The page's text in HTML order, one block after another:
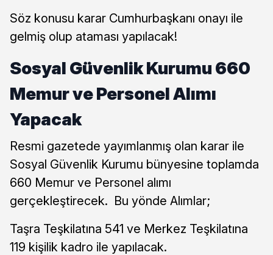
Söz konusu karar Cumhurbaşkanı onayı ile
gelmiş olup ataması yapılacak!
Sosyal Güvenlik Kurumu 660
Memur ve Personel Alımı
Yapacak
Resmi gazetede yayımlanmış olan karar ile
Sosyal Güvenlik Kurumu bünyesine toplamda
660 Memur ve Personel alımı
gerçekleştirecek. Bu yönde Alımlar;
Taşra Teşkilatına 541 ve Merkez Teşkilatına
119 kişilik kadro ile yapılacak.